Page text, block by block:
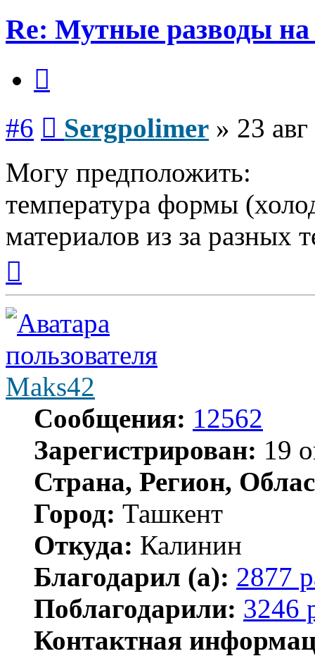
Re: Мутные разводы на
#6 Sergpolimer » 23
Могу предположить:
температура формы
материалов из за разных
началу
Maks42
Сообщения: 12562
Зарегистрирован: 19
Страна, Регион,
Город: Ташкент
Откуда: Калинин
Благодарил (а): 2877
Поблагодарили: 3246
Контактная